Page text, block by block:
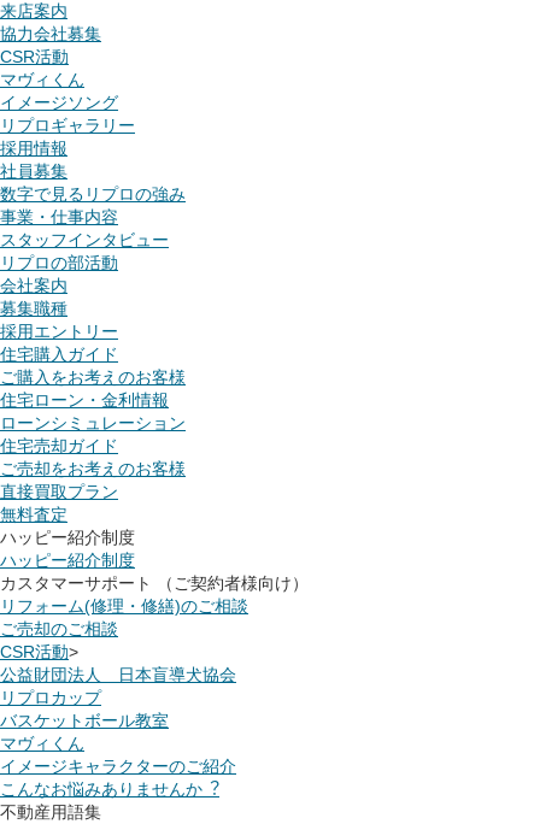
来店案内
協力会社募集
CSR活動
マヴィくん
イメージソング
リプロギャラリー
採用情報
社員募集
数字で見るリプロの強み
事業・仕事内容
スタッフインタビュー
リプロの部活動
会社案内
募集職種
採用エントリー
住宅購入ガイド
ご購入をお考えのお客様
住宅ローン・金利情報
ローンシミュレーション
住宅売却ガイド
ご売却をお考えのお客様
直接買取プラン
無料査定
ハッピー紹介制度
ハッピー紹介制度
カスタマーサポート （ご契約者様向け）
リフォーム(修理・修繕)のご相談
ご売却のご相談
CSR活動>
公益財団法人 日本盲導犬協会
リプロカップ
バスケットボール教室
マヴィくん
イメージキャラクターのご紹介
こんなお悩みありませんか︖
不動産用語集